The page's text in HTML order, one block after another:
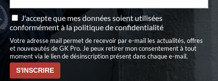
J'accepte que mes données soient utilisées
conformément àla politique de confidentialité
Votre adresse mail permet de recevoir par e-mail les actualités, offres
et nouveautés de GK Pro. Je peux retirer mon consentement à tout
moment via le lien de désinscription présent dans chaque e-mail.